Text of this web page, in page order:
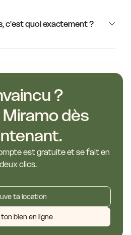
c'est quoi exactement ?
?
Miramo dès
est gratuite et se fait en
deux clics.
ta location
bien en ligne